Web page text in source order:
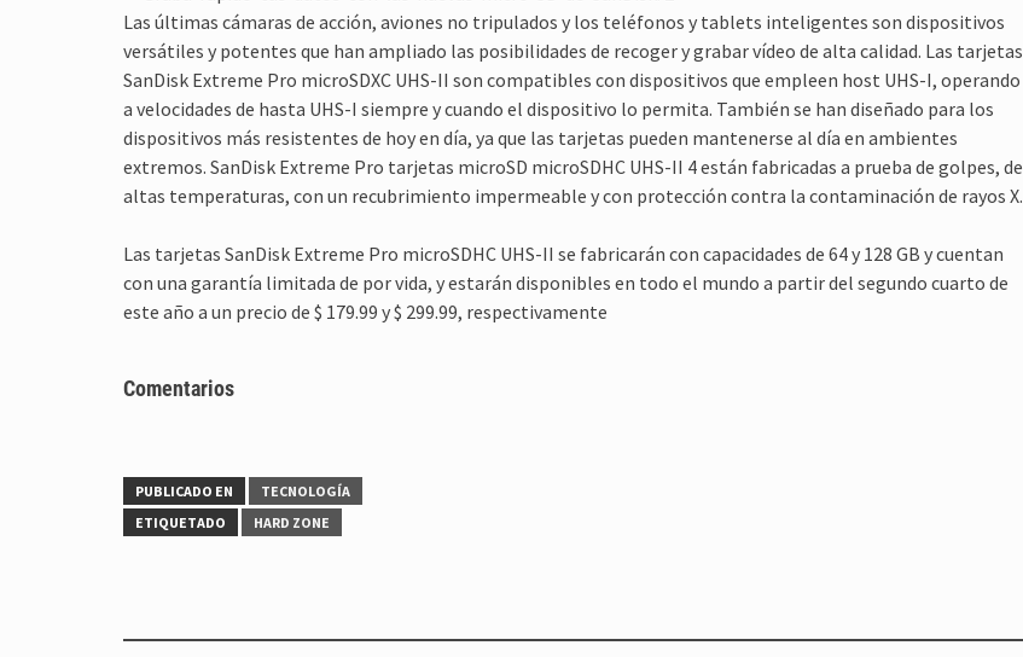
Las últimas cámaras de acción, aviones no tripulados y los teléfonos y tablets inteligentes son dispositivos
versátiles y potentes que han ampliado las posibilidades de recoger y grabar vídeo de alta calidad. Las tarjetas
SanDisk Extreme Pro microSDXC UHS-II son compatibles con dispositivos que empleen host UHS-I, operando
a velocidades de hasta UHS-I siempre y cuando el dispositivo lo permita. También se han diseñado para los
dispositivos más resistentes de hoy en día, ya que las tarjetas pueden mantenerse al día en ambientes
extremos. SanDisk Extreme Pro tarjetas microSD microSDHC UHS-II 4 están fabricadas a prueba de golpes, de
altas temperaturas, con un recubrimiento impermeable y con protección contra la contaminación de rayos X.
Las tarjetas SanDisk Extreme Pro microSDHC UHS-II se fabricarán con capacidades de 64 y 128 GB y cuentan
con una garantía limitada de por vida, y estarán disponibles en todo el mundo a partir del segundo cuarto de
este año a un precio de $ 179.99 y $ 299.99, respectivamente
Comentarios
PUBLICADO EN
TECNOLOGÍA
ETIQUETADO
HARD ZONE